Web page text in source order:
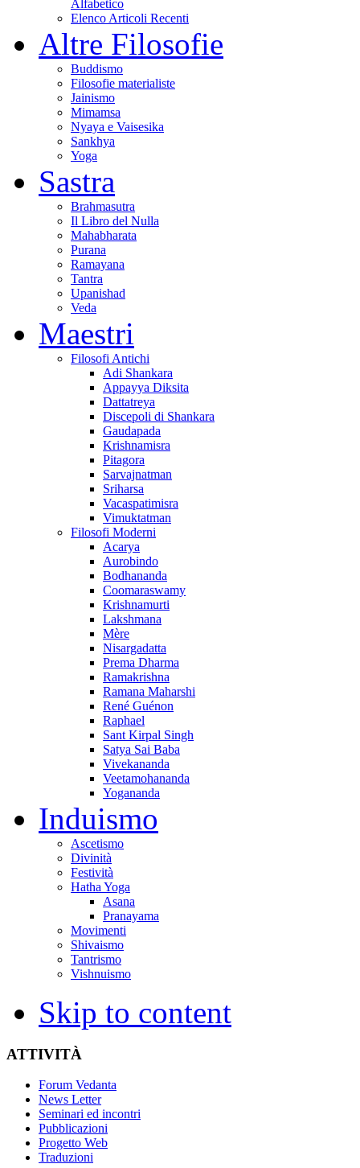
Alfabetico
Elenco Articoli Recenti
Altre Filosofie
Buddismo
Filosofie materialiste
Jainismo
Mimamsa
Nyaya e Vaisesika
Sankhya
Yoga
Sastra
Brahmasutra
Il Libro del Nulla
Mahabharata
Purana
Ramayana
Tantra
Upanishad
Veda
Maestri
Filosofi Antichi
Adi Shankara
Appayya Diksita
Dattatreya
Discepoli di Shankara
Gaudapada
Krishnamisra
Pitagora
Sarvajnatman
Sriharsa
Vacaspatimisra
Vimuktatman
Filosofi Moderni
Acarya
Aurobindo
Bodhananda
Coomaraswamy
Krishnamurti
Lakshmana
Mère
Nisargadatta
Prema Dharma
Ramakrishna
Ramana Maharshi
René Guénon
Raphael
Sant Kirpal Singh
Satya Sai Baba
Vivekananda
Veetamohananda
Yogananda
Induismo
Ascetismo
Divinità
Festività
Hatha Yoga
Asana
Pranayama
Movimenti
Shivaismo
Tantrismo
Vishnuismo
Skip to content
ATTIVITÀ
Forum Vedanta
News Letter
Seminari ed incontri
Pubblicazioni
Progetto Web
Traduzioni